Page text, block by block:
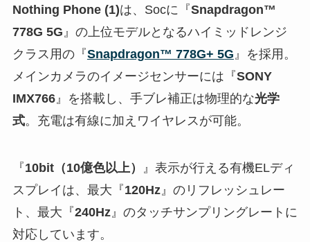
Nothing Phone (1)は、Socに『Snapdragon™
778G 5G』の上位モデルとなるハイミッドレンジ
クラス用の『Snapdragon™ 778G+ 5G』を採用。
メインカメラのイメージセンサーには『SONY
IMX766』を搭載し、手ブレ補正は物理的な光学
式。充電は有線に加えワイヤレスが可能。
『10bit（10億色以上）
』表示が行える有機ELディ
スプレイは、最大『120Hz』のリフレッシュレー
ト、最大『240Hz』のタッチサンプリングレートに
対応しています。